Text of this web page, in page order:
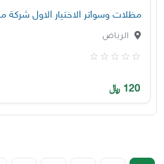
مظلات وسواتر الاختيار الاول شركة
الرياض
120 ﷼